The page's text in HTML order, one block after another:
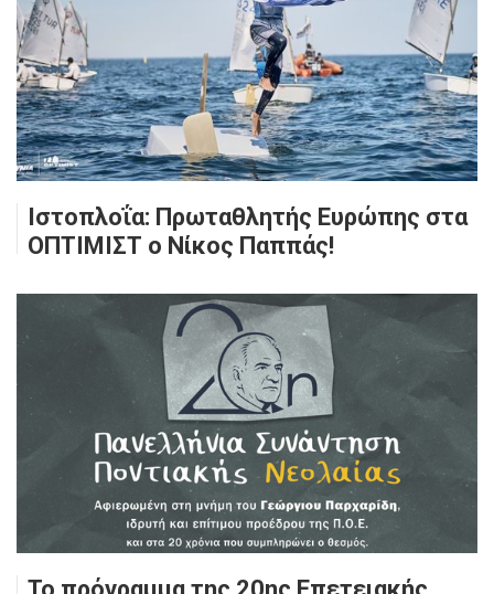
Ιστοπλοΐα: Πρωταθλητής Ευρώπης στα
ΟΠΤΙΜΙΣΤ ο Νίκος Παππάς!